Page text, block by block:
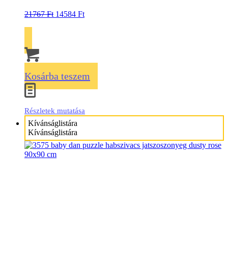
21767Ft 14584 Ft
Kosárba teszem
Részletek mutatása
Kívánságlistára
Kívánságlistára